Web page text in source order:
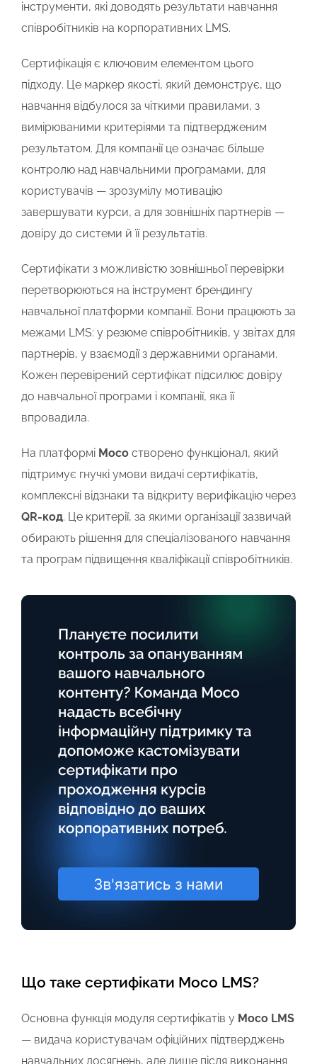
інструменти, які доводять результати навчання
співробітників на корпоративних LMS.
Сертифікація є ключовим елементом цього
підходу. Це маркер якості, який демонструє, що
навчання відбулося за чіткими правилами, з
вимірюваними критеріями та підтвердженим
результатом. Для компанії це означає більше
контролю над навчальними програмами, для
користувачів — зрозумілу мотивацію
завершувати курси, а для зовнішніх партнерів —
довіру до системи й її результатів.
Сертифікати з можливістю зовнішньої перевірки
перетворюються на інструмент брендингу
навчальної платформи компанії. Вони працюють за
межами LMS: у резюме співробітників, у звітах для
партнерів, у взаємодії з державними органами.
Кожен перевірений сертифікат підсилює довіру
до навчальної програми і компанії, яка її
впровадила.
На платформі Мосостворено функціонал, який
підтримує гнучкі умови видачі сертифікатів,
комплексні відзнаки та відкриту верифікацію через
QR-код. Це критерії, за якими організації зазвичай
обирають рішення для спеціалізованого навчання
та програм підвищення кваліфікації співробітників.
Що таке сертифікати Мосо LMS?
Основна функція модуля сертифікатів у Мосо LMS
— видача користувачам офіційних підтверджень
навчальних досягнень, але лише після виконання